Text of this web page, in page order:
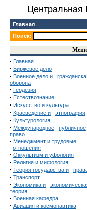
Центральная
Главная
Поиск:
· Главная
· Биржевое дело
· Военное дело и
оборона
· Геодезия
· Естествознание
· Искусство и культура
· Краеведение и этнография
· Культурология
· Международное
публичное
право
· Менеджмент и трудовые
отношения
· Оккультизм и уфология
· Религия и мифология
· Теория государства и
· Транспорт
· Экономика и
теория
· Военная кафедра
· Авиация и космонавтика